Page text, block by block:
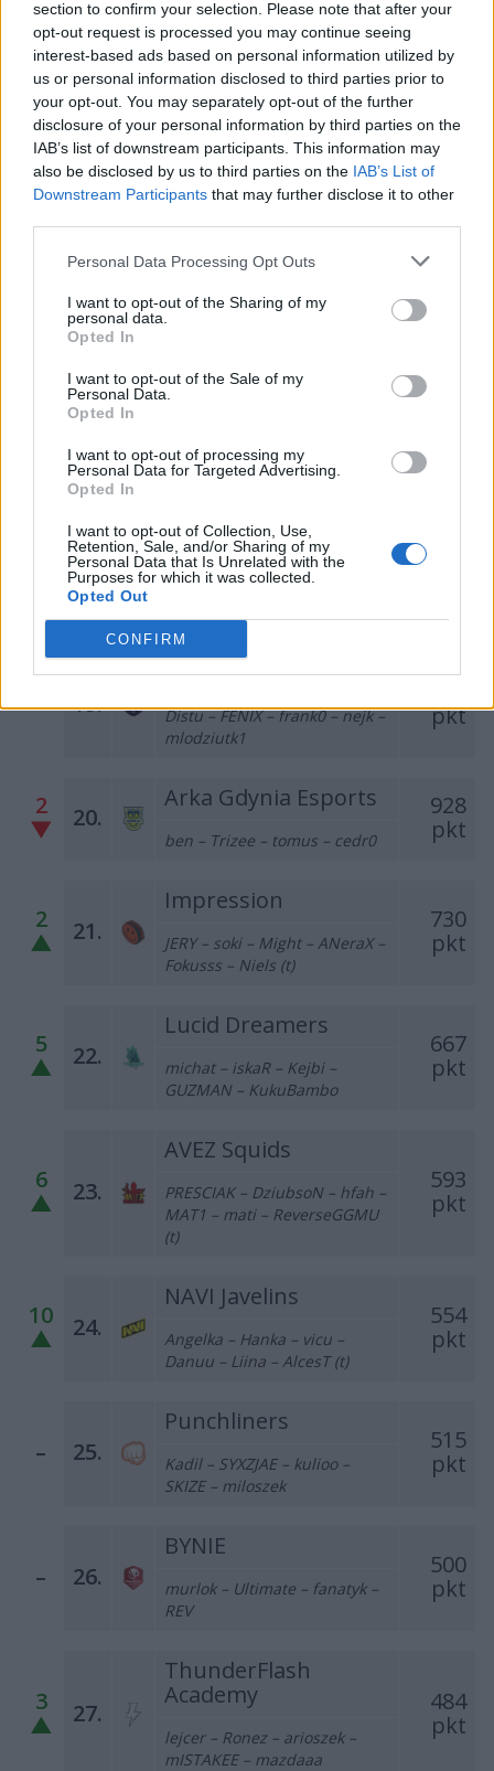
section to confirm your selection. Please note that after your
opt-out request is processed you may continue seeing
interest-based ads based on personal information utilized by
us or personal information disclosed to third parties prior to
your opt-out. You may separately opt-out of the further
disclosure of your personal information by third parties on the
IAB’s list of downstream participants. This information may
also be disclosed by us to third parties on the IAB’s List of
Downstream Participants that may further disclose it to other
Personal Data Processing Opt Outs
I want to opt-out of the Sharing of my
personal data.
Opted In
I want to opt-out of the Sale of my
Personal Data.
Opted In
I want to opt-out of processing my
Personal Data for Targeted Advertising.
Opted In
I want to opt-out of Collection, Use,
Retention, Sale, and/or Sharing of my
Personal Data that Is Unrelated with the
Purposes for which it was collected.
Opted Out
CONFIRM
1
▼
14.
PGE Turów Zgorzelec
1586
pkt
baljs – darko – kadziu –
gRuChA – noise – splawik (t)
– 15.
AGO Esports
1527
16.
Forsaken
1119
17.
mystic – eYs – monster – Riczi
18.
CH1M1DEPO
– 19.
Glitchtech Esports
pkt
Distu – FENIX – frank0 – nejk –
mlodziutk1
2
▼
20.
Arka Gdynia Esports
928
pkt
ben – Trizee – tomus – cedr0
2
▲
21.
Impression
730
pkt
JERY – soki – Might – ANeraX –
Fokusss – Niels (t)
5
▲
22.
Lucid Dreamers
667
pkt
michat – iskaR – Kejbi –
GUZMAN – KukuBambo
6
▲
23.
AVEZ Squids
593
pkt
PRESCIAK – DziubsoN – hfah –
MAT1 – mati – ReverseGGMU
(t)
10
▲
24.
NAVI Javelins
554
pkt
Angelka – Hanka – vicu –
Danuu – Liina – AlcesT (t)
– 25.
Punchliners
515
pkt
Kadil – SYXZJAE – kulioo –
SKIZE – miloszek
– 26.
BYNIE
500
pkt
murlok – Ultimate – fanatyk –
REV
3
▲
27.
ThunderFlash
Academy
484
pkt
lejcer – Ronez – arioszek –
mISTAKEE – mazdaaa